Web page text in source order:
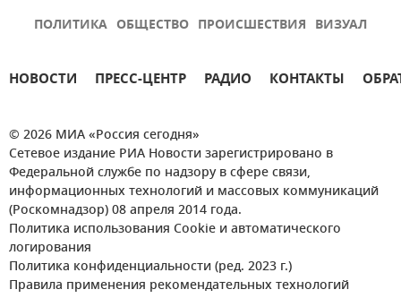
ПОЛИТИКА ОБЩЕСТВО ПРОИСШЕСТВИЯ ВИЗУАЛ
НОВОСТИ ПРЕСС-ЦЕНТР РАДИО КОНТАКТЫ
© 2026 МИА «Россия сегодня»
Сетевое издание РИА Новости зарегистрировано в
Федеральной службе по надзору в сфере связи,
информационных технологий и массовых коммуникаций
(Роскомнадзор) 08 апреля 2014 года.
Политика использования Cookie и автоматического
логирования
Политика конфиденциальности (ред. 2023 г.)
Правила применения рекомендательных технологий